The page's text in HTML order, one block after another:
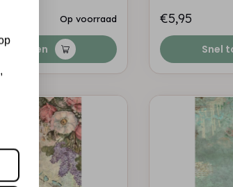
Op voorraad €5,95
Snel